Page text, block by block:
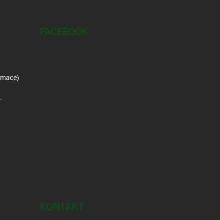
FACEBOOK
KONTAKT